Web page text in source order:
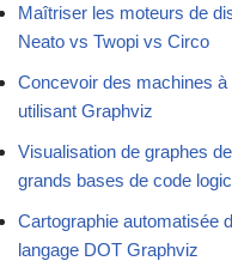
Maîtriser les moteurs de
Neato vs Twopi vs Circo
Concevoir des machines
utilisant Graphviz
Visualisation de graphes
grands bases de code
Cartographie automatisée
langage DOT Graphviz